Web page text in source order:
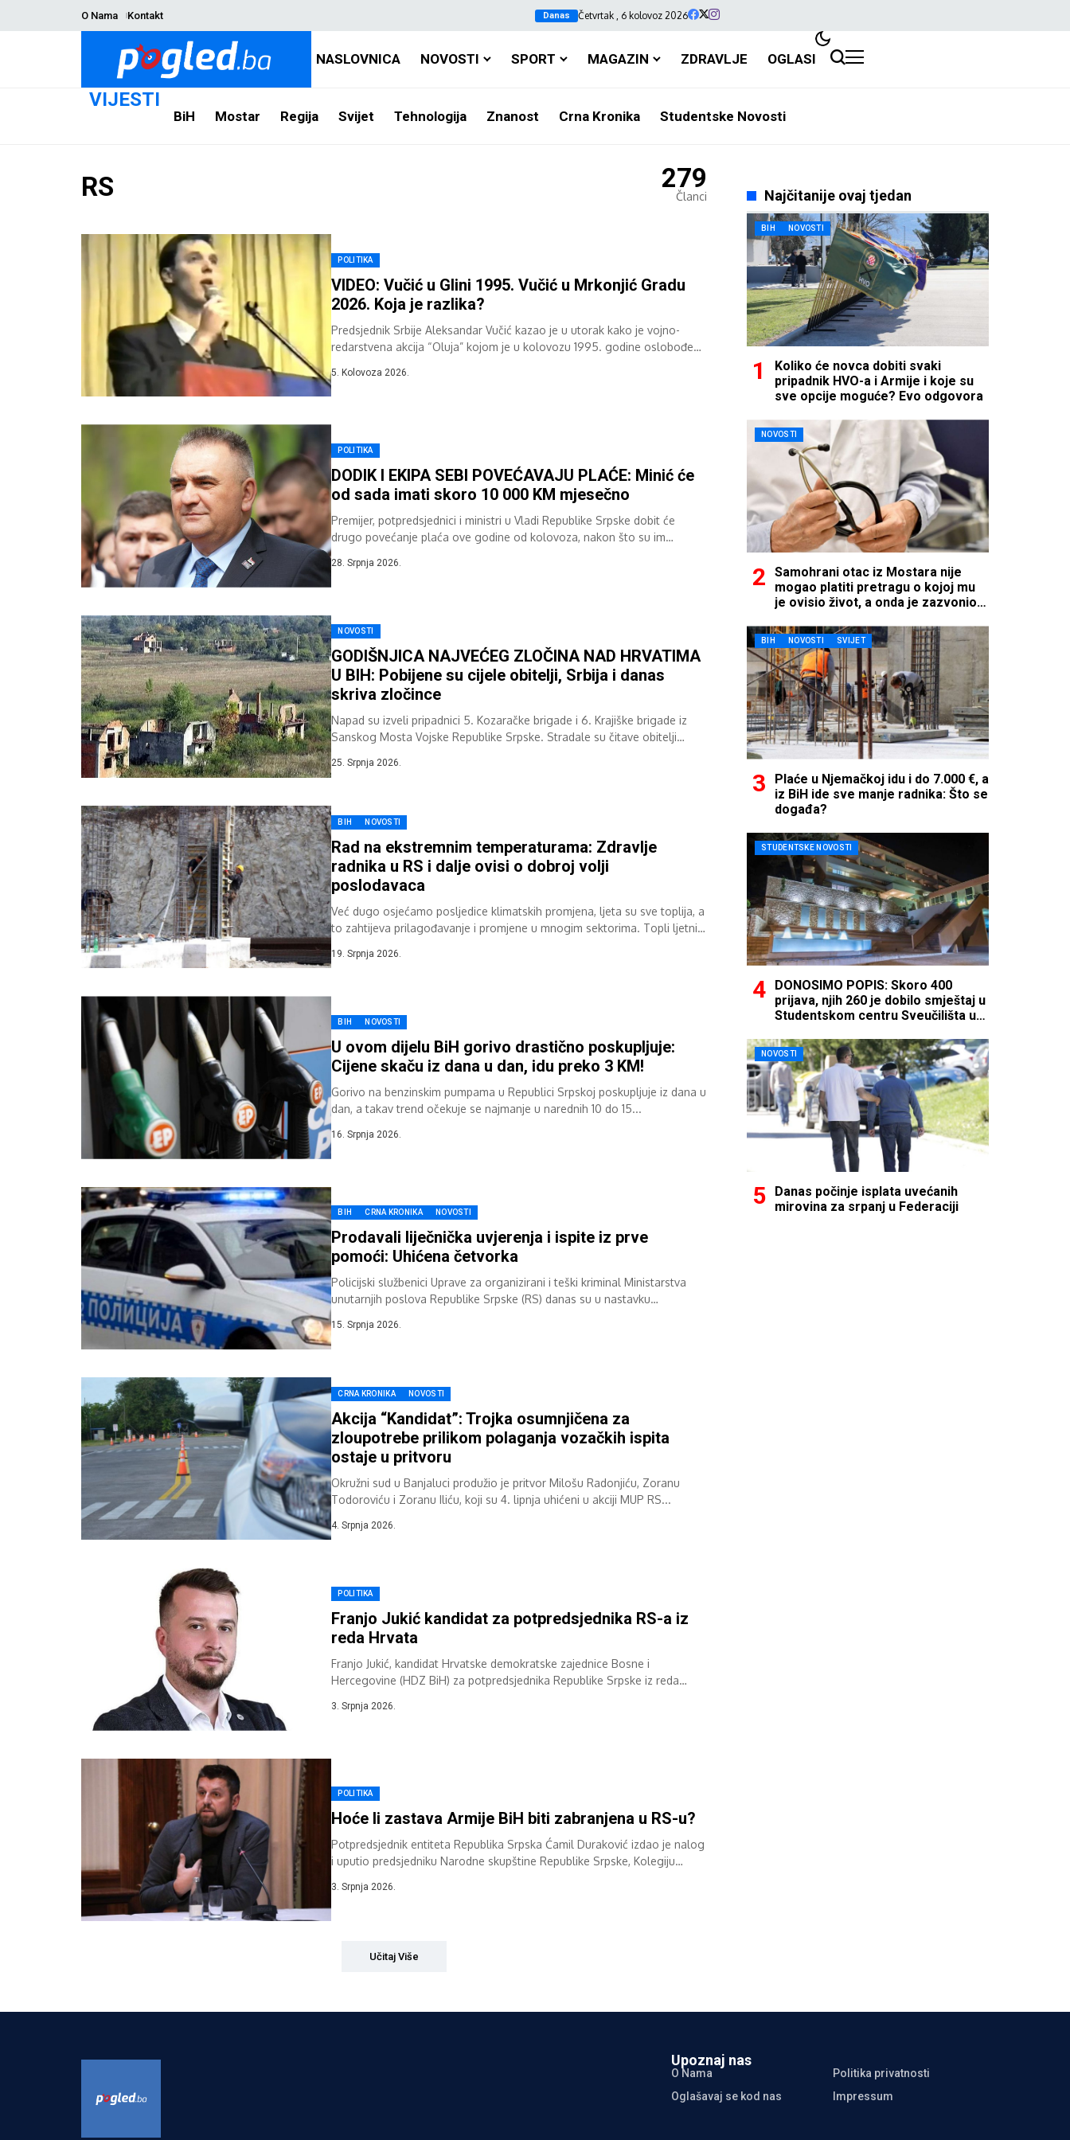
O Nama Kontakt Danas Četvrtak , 6 kolovoz 2026
NASLOVNICA NOVOSTI SPORT MAGAZIN ZDRAVLJE OGLASI
VIJESTI
BiH Mostar Regija Svijet Tehnologija Znanost Crna Kronika Studentske Novosti
RS 279
Članci
POLITIKA
VIDEO: Vučić u Glini 1995. Vučić u Mrkonjić Gradu
2026. Koja je razlika?
Predsjednik Srbije Aleksandar Vučić kazao je u utorak kako je vojno-
redarstvena akcija “Oluja” kojom je u kolovozu 1995. godine oslobođen
5. Kolovoza 2026.
POLITIKA
DODIK I EKIPA SEBI POVEĆAVAJU PLAĆE: Minić će
od sada imati skoro 10 000 KM mjesečno
Premijer, potpredsjednici i ministri u Vladi Republike Srpske dobit će
drugo povećanje plaća ove godine od kolovoza, nakon što su im
28. Srpnja 2026.
NOVOSTI
GODIŠNJICA NAJVEĆEG ZLOČINA NAD HRVATIMA
U BIH: Pobijene su cijele obitelji, Srbija i danas
skriva zločince
Napad su izveli pripadnici 5. Kozaračke brigade i 6. Krajiške brigade iz
Sanskog Mosta Vojske Republike Srpske. Stradale su čitave obitelji
25. Srpnja 2026.
BIH NOVOSTI
Rad na ekstremnim temperaturama: Zdravlje
radnika u RS i dalje ovisi o dobroj volji
poslodavaca
Već dugo osjećamo posljedice klimatskih promjena, ljeta su sve toplija, a
to zahtijeva prilagođavanje i promjene u mnogim sektorima. Topli ljetni
19. Srpnja 2026.
BIH NOVOSTI
U ovom dijelu BiH gorivo drastično poskupljuje:
Cijene skaču iz dana u dan, idu preko 3 KM!
Gorivo na benzinskim pumpama u Republici Srpskoj poskupljuje iz dana u
dan, a takav trend očekuje se najmanje u narednih 10 do 15...
16. Srpnja 2026.
BIH CRNA KRONIKA NOVOSTI
Prodavali liječnička uvjerenja i ispite iz prve
pomoći: Uhićena četvorka
Policijski službenici Uprave za organizirani i teški kriminal Ministarstva
unutarnjih poslova Republike Srpske (RS) danas su u nastavku
15. Srpnja 2026.
CRNA KRONIKA NOVOSTI
Akcija “Kandidat”: Trojka osumnjičena za
zloupotrebe prilikom polaganja vozačkih ispita
ostaje u pritvoru
Okružni sud u Banjaluci produžio je pritvor Milošu Radonjiću, Zoranu
Todoroviću i Zoranu Iliću, koji su 4. lipnja uhićeni u akciji MUP RS...
4. Srpnja 2026.
POLITIKA
Franjo Jukić kandidat za potpredsjednika RS-a iz
reda Hrvata
Franjo Jukić, kandidat Hrvatske demokratske zajednice Bosne i
Hercegovine (HDZ BiH) za potpredsjednika Republike Srpske iz reda
3. Srpnja 2026.
POLITIKA
Hoće li zastava Armije BiH biti zabranjena u RS-u?
Potpredsjednik entiteta Republika Srpska Ćamil Duraković izdao je nalog
i uputio predsjedniku Narodne skupštine Republike Srpske, Kolegiju
3. Srpnja 2026.
Učitaj Više
Najčitanije ovaj tjedan
BIH NOVOSTI
Koliko će novca dobiti svaki
pripadnik HVO-a i Armije i koje su
sve opcije moguće? Evo odgovora
NOVOSTI
Samohrani otac iz Mostara nije
mogao platiti pretragu o kojoj mu
je ovisio život, a onda je zazvonio
BIH NOVOSTI SVIJET
Plaće u Njemačkoj idu i do 7.000 €, a
iz BiH ide sve manje radnika: Što se
događa?
STUDENTSKE NOVOSTI
DONOSIMO POPIS: Skoro 400
prijava, njih 260 je dobilo smještaj u
Studentskom centru Sveučilišta u
NOVOSTI
Danas počinje isplata uvećanih
mirovina za srpanj u Federaciji
Upoznaj nas
O Nama
Politika privatnosti
Oglašavaj se kod nas
Impressum